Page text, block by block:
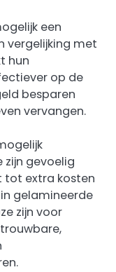
een
vergelijking met
hun
op de
besparen
vervangen.
zijn gevoelig
tot extra kosten
gelamineerde
zijn voor